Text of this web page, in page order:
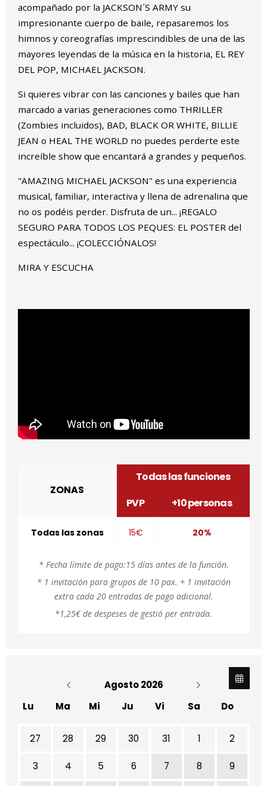
acompañado por la JACKSON´S ARMY su
impresionante cuerpo de baile, repasaremos los
himnos y coreografías imprescindibles de una de las
mayores leyendas de la música en la historia, EL REY
DEL POP, MICHAEL JACKSON.
Si quieres vibrar con las canciones y bailes que han
marcado a varias generaciones como THRILLER
(Zombies incluidos), BAD, BLACK OR WHITE, BILLIE
JEAN o HEAL THE WORLD no puedes perderte este
increíble show que encantará a grandes y pequeños.
"AMAZING MICHAEL JACKSON" es una experiencia
musical, familiar, interactiva y llena de adrenalina que
no os podéis perder. Disfruta de un... ¡REGALO
SEGURO PARA TODOS LOS PEQUES: EL POSTER del
espectáculo... ¡COLECCIÓNALOS!
MIRA Y ESCUCHA
ZONAS
Todas las funciones
PVP
+10 personas
Todas las zonas 15€ 20%
* Fecha límite de pago:15 días antes de la función.
* 1 invitación para grupos de 10 pax. + 1 invitación
extra cada 20 entradas de pago adicional.
*1,25€ de despeses de gestió per entrada.
Agosto 2026
Lu
Ma Mi Ju Vi Sa Do
No hay ninguna actividad este mes
27 28 29 30 31 1 2
3 4 5 6 7 8 9